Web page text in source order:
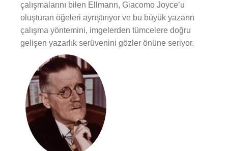
çalışmalarını bilen Ellmann, Giacomo Joyce’u
oluşturan öğeleri ayrıştırıyor ve bu büyük yazarın
çalışma yöntemini, imgelerden tümcelere doğru
gelişen yazarlık serüvenini gözler önüne seriyor.